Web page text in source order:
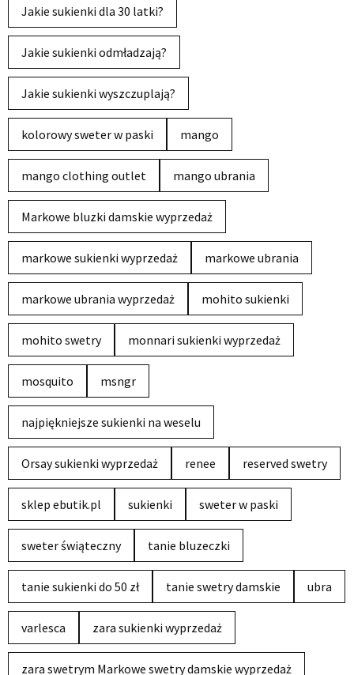
Jakie sukienki dla 30 latki?
Jakie sukienki odmładzają?
Jakie sukienki wyszczuplają?
kolorowy sweter w paski mango
mango clothing outlet mango ubrania
Markowe bluzki damskie wyprzedaż
markowe sukienki wyprzedaż markowe ubrania
markowe ubrania wyprzedaż mohito sukienki
mohito swetry monnari sukienki wyprzedaż
mosquito msngr
najpiękniejsze sukienki na weselu
Orsay sukienki wyprzedaż renee reserved swetry
sklep ebutik.pl sukienki sweter w paski
sweter świąteczny tanie bluzeczki
tanie sukienki do 50 zł tanie swetry damskie ubra
varlesca zara sukienki wyprzedaż
zara swetrym Markowe swetry damskie wyprzedaż